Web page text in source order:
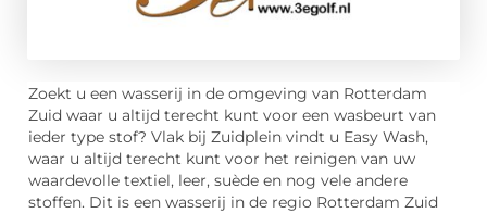
Zoekt u een wasserij in de omgeving van Rotterdam
Zuid waar u altijd terecht kunt voor een wasbeurt van
ieder type stof? Vlak bij Zuidplein vindt u Easy Wash,
waar u altijd terecht kunt voor het reinigen van uw
waardevolle textiel, leer, suède en nog vele andere
stoffen. Dit is een wasserij in de regio Rotterdam Zuid